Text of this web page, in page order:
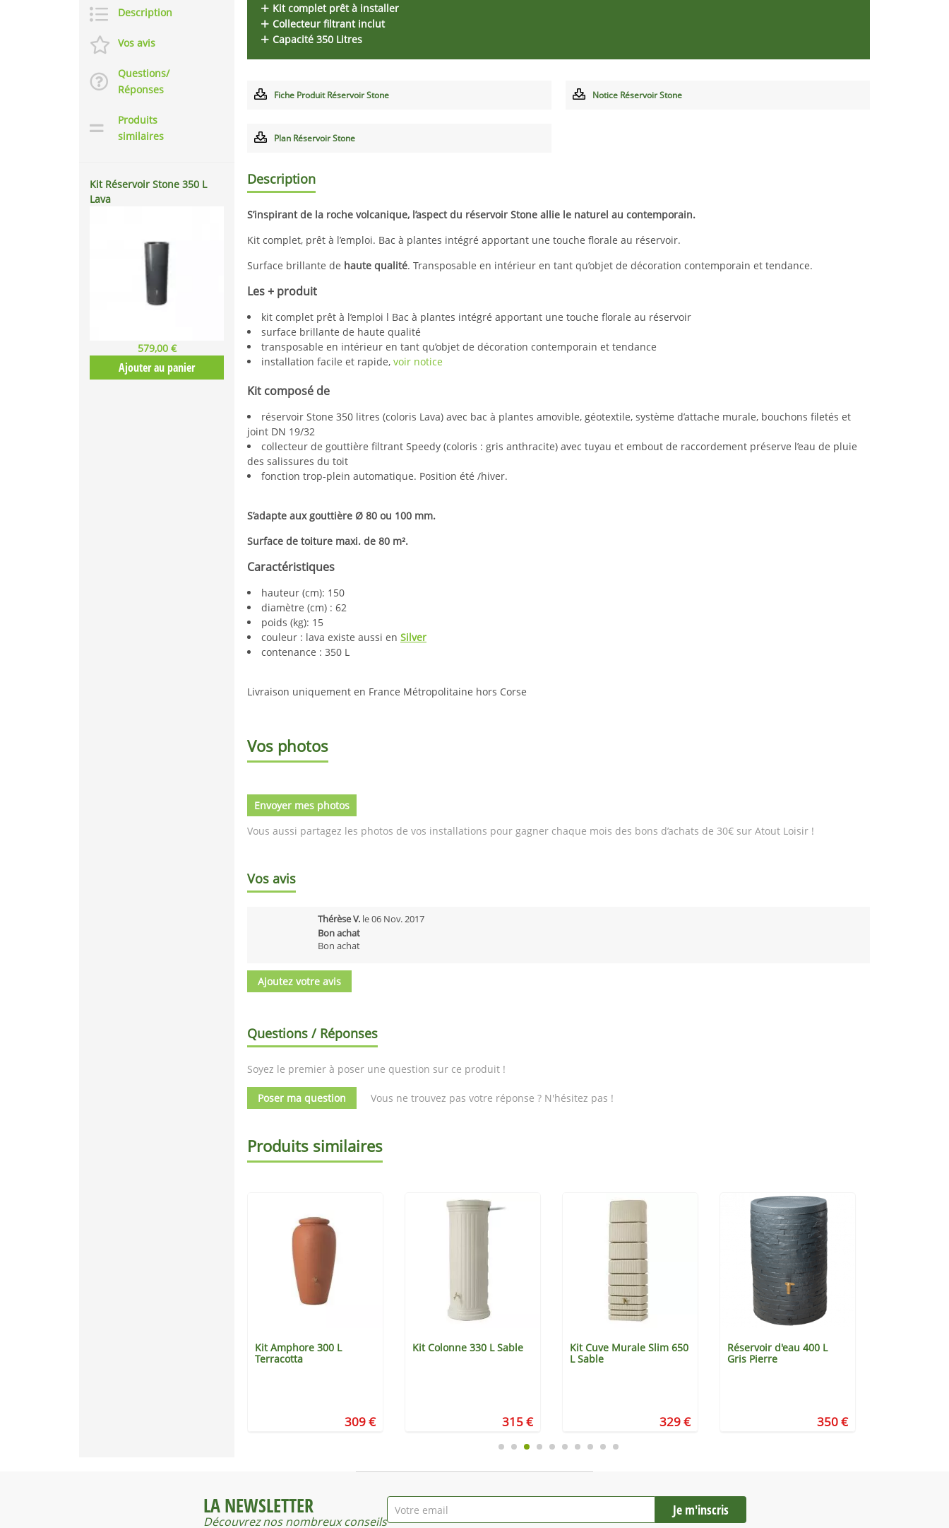
Description
Vos avis
Questions/
Réponses
Produits
similaires
Kit Réservoir Stone 350 L
Lava
579,00 €
Ajouter au panier
Kit complet prêt à installer
Collecteur filtrant inclut
Capacité 350 Litres
Fiche Produit Réservoir Stone Notice Réservoir Stone
Plan Réservoir Stone
Description
S’inspirant de la roche volcanique, l’aspect du réservoir Stone allie le naturel au contemporain.
Kit complet, prêt à l’emploi. Bac à plantes intégré apportant une touche florale au réservoir.
Surface brillante de haute qualité. Transposable en intérieur en tant qu’objet de décoration contemporain et tendance.
Les + produit
kit complet prêt à l’emploi l Bac à plantes intégré apportant une touche florale au réservoir
surface brillante de haute qualité
transposable en intérieur en tant qu’objet de décoration contemporain et tendance
installation facile et rapide, voir notice
Kit composé de
réservoir Stone 350 litres (coloris Lava) avec bac à plantes amovible, géotextile, système d’attache murale, bouchons filetés et
joint DN 19/32
collecteur de gouttière filtrant Speedy (coloris : gris anthracite) avec tuyau et embout de raccordement préserve l’eau de pluie
des salissures du toit
fonction trop-plein automatique. Position été /hiver.
S’adapte aux gouttière Ø 80 ou 100 mm.
Surface de toiture maxi. de 80 m².
Caractéristiques
hauteur (cm): 150
diamètre (cm) : 62
poids (kg): 15
couleur : lava existe aussi en Silver
contenance : 350 L
Livraison uniquement en France Métropolitaine hors Corse
Vos photos
Envoyer mes photos
Vous aussi partagez les photos de vos installations pour gagner chaque mois des bons d’achats de 30€ sur Atout Loisir !
Vos avis
Thérèse V. le06 Nov. 2017
Bon achat
Bon achat
Ajoutez votre avis
Questions / Réponses
Soyez le premier à poser une question sur ce produit !
Poser ma question Vous ne trouvez pas votre réponse ? N'hésitez pas !
Produits similaires
Kit Amphore 300 L
Terracotta
309 €
Kit Colonne 330 L Sable
315 €
Kit Cuve Murale Slim 650
L Sable
329 €
Réservoir d'eau 400 L
Gris Pierre
350 €
LA NEWSLETTER
Découvrez nos nombreux conseils